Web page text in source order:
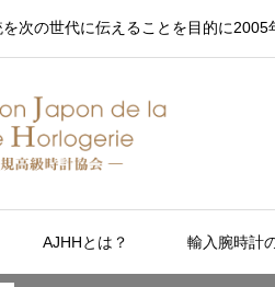
次の世代に伝えることを目的に
AJHHとは？ 輸入腕時計